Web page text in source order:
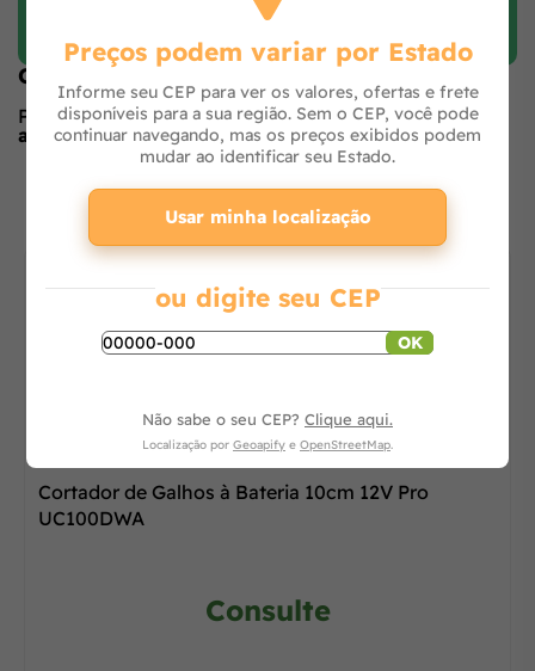
Opiniões de quem comprou o produto
Produto ainda sem avaliações,seja o primeiro a
avaliarno formulário ao lado.
Cortador de Galhos à Bateria 10cm 12V Pro
UC100DWA
Consulte
Preços podem variar por Estado
Informe seu CEP para ver os valores, ofertas e frete
disponíveis para a sua região. Sem o CEP, você pode
continuar navegando, mas os preços exibidos podem
mudar ao identificar seu Estado.
Usar minha localização
ou digite seu CEP
OK
Não sabe o seu CEP? Clique aqui.
Localização por Geoapify e OpenStreetMap